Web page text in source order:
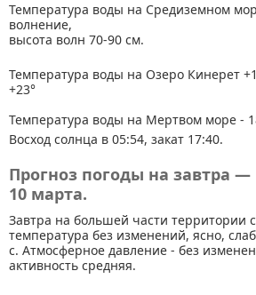
Температура воды на Средиземном
волнение,
высота волн 70-90 см.
Температура воды на Озеро Кинерет
+23°
Температура воды на Мертвом море -
Восход солнца в 05:54, закат 17:40.
Прогноз погоды на завтра —
10 марта.
Завтра на большей части территории
температура без изменений, ясно,
с. Атмосферное давление - без
активность средняя.